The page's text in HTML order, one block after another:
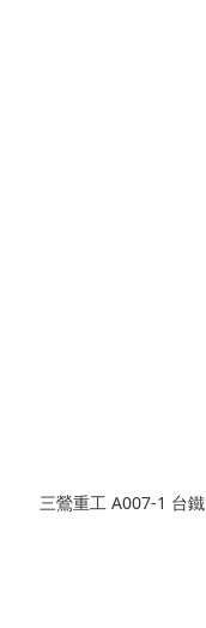
三鶯重工 A007-1 台